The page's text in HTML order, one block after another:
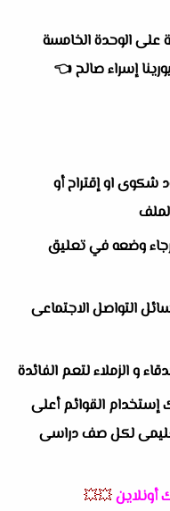
على الوحدة الخامسة
إسراء صالح👈
شكوى او إقتراح أو
وضعه في تعليق
التواصل الاجتماعى
و الزملاء لتعم الفائدة
إستخدام القوائم أعلى
لكل صف دراسى
أونلاين💥💥